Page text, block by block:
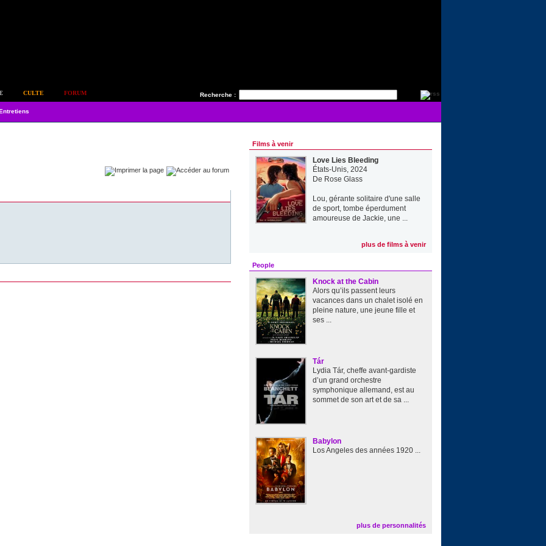
Recherche :
CULTE FORUM
Films à venir
Love Lies Bleeding
États-Unis, 2024
De Rose Glass
Lou, gérante solitaire d'une salle
de sport, tombe éperdument
amoureuse de Jackie, une ...
plus de films à venir
People
Knock at the Cabin
Alors qu’ils passent leurs
vacances dans un chalet isolé en
pleine nature, une jeune fille et
ses ...
Tár
Lydia Tár, cheffe avant-gardiste
d’un grand orchestre
symphonique allemand, est au
sommet de son art et de sa ...
Babylon
Los Angeles des années 1920 ...
plus de personnalités